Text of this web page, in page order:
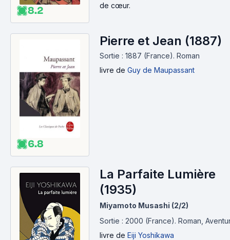
8.2
de cœur.
6.8
Pierre et Jean (1887)
Sortie : 1887 (France). Roman
livre de Guy de Maupassant
La Parfaite Lumière
(1935)
Miyamoto Musashi (2/2)
Sortie : 2000 (France). Roman,
livre de Eiji Yoshikawa